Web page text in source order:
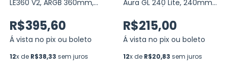
LE360 V2, ARGB 360mm,
BKAMMC-G-2)
R$395,60
Á vista no pix ou boleto
12x de R$38,33 sem juros
Aura GL 240 Lite, 240mm,
R$215,00
Á vista no pix ou boleto
12x de R$20,83 sem juros